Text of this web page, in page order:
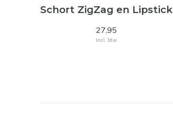
Schort ZigZag en Lipstick
27,95
Incl. btw